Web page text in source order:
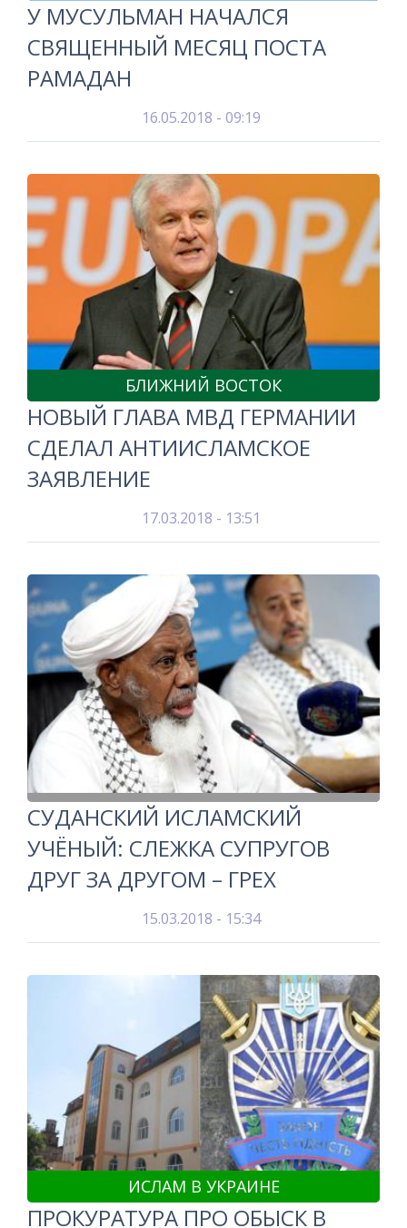
У МУСУЛЬМАН НАЧАЛСЯ
СВЯЩЕННЫЙ МЕСЯЦ ПОСТА
РАМАДАН
16.05.2018 - 09:19
БЛИЖНИЙ ВОСТОК
НОВЫЙ ГЛАВА МВД ГЕРМАНИИ
СДЕЛАЛ АНТИИСЛАМСКОЕ
ЗАЯВЛЕНИЕ
17.03.2018 - 13:51
СУДАНСКИЙ ИСЛАМСКИЙ
УЧЁНЫЙ: СЛЕЖКА СУПРУГОВ
ДРУГ ЗА ДРУГОМ – ГРЕХ
15.03.2018 - 15:34
ИСЛАМ В УКРАИНЕ
ПРОКУРАТУРА ПРО ОБЫСК В